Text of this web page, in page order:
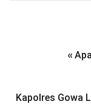
«
Kapolres Gowa